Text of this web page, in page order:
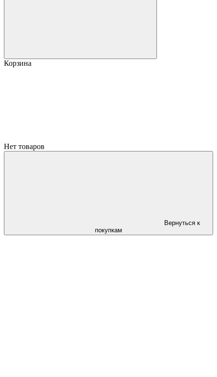
Корзина
Нет товаров
Вернуться к
покупкам